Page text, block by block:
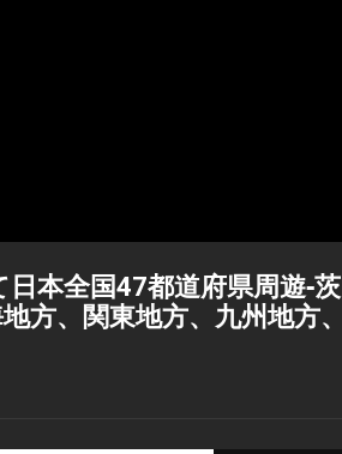
本全国47都道府県周遊‐茨
方、関東地方、九州地方、